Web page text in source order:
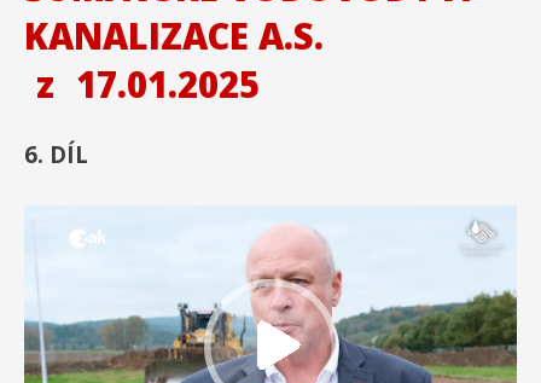
KANALIZACE A.S.
z 17.01.2025
6. DÍL